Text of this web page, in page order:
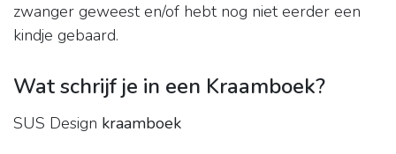
zwanger geweest en/of hebt nog niet eerder een
kindje gebaard.
Wat schrijf je in een Kraamboek?
SUS Design kraamboek